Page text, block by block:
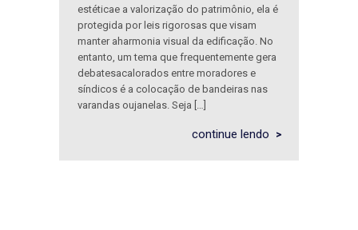
estéticae a valorização do patrimônio, ela é
protegida por leis rigorosas que visam
manter aharmonia visual da edificação. No
entanto, um tema que frequentemente gera
debatesacalorados entre moradores e
síndicos é a colocação de bandeiras nas
varandas oujanelas. Seja […]
continue lendo